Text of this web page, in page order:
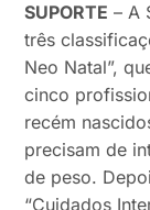
SUPORTE – A
três
Neo Natal”,
cinco
recém
precisam de
de peso.
“Cuidados